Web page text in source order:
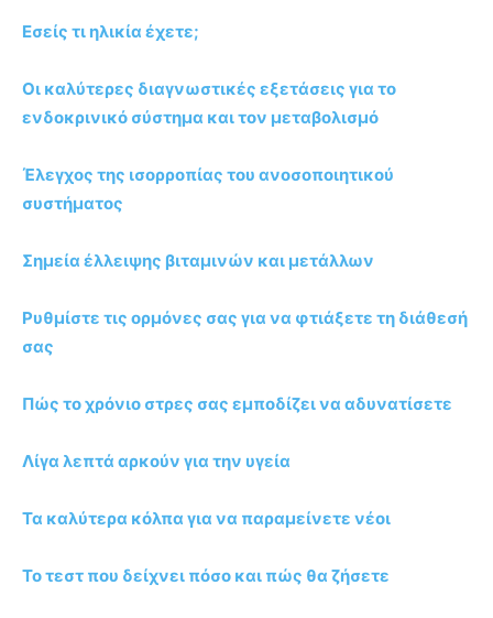
Εσείς τι ηλικία έχετε;
Οι καλύτερες διαγνωστικές εξετάσεις για το
ενδοκρινικό σύστημα και τον μεταβολισμό
Έλεγχος της ισορροπίας του ανοσοποιητικού
συστήματος
Σημεία έλλειψης βιταμινών και μετάλλων
Ρυθμίστε τις ορμόνες σας για να φτιάξετε τη διάθεσή
σας
Πώς το χρόνιο στρες σας εμποδίζει να αδυνατίσετε
Λίγα λεπτά αρκούν για την υγεία
Τα καλύτερα κόλπα για να παραμείνετε νέοι
To τεστ που δείχνει πόσο και πώς θα ζήσετε